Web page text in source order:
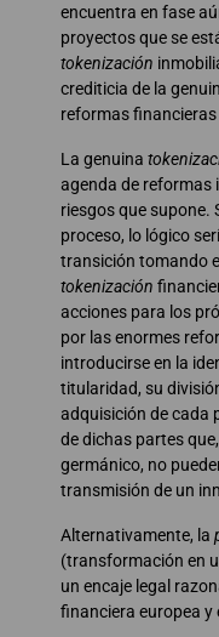
encuentra en fase
proyectos que se
tokenización
crediticia de la
reformas
La genuina
agenda de reformas
riesgos que supone.
proceso, lo lógico
transición tomando
tokenización
acciones para los
por las enormes
introducirse en la
titularidad, su
adquisición de cada
de dichas partes
germánico, no
transmisión de un
Alternativamente, la
(transformación en
un encaje legal
financiera europea y